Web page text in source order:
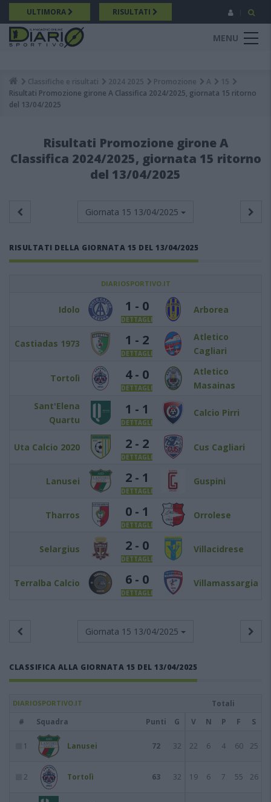
Salta
al
contenuto
principale
ULTIMORA RISULTATI
MENU
Breadcrumb
Classifiche e risultati 2024 2025 Promozione A
15
Risultati Promozione girone A Classifica 2024/2025, giornata 15 ritorno
del 13/04/2025
Risultati Promozione girone A
Classifica 2024/2025, giornata 15 ritorno
del 13/04/2025
Giornata 15 13/04/2025
RISULTATI DELLA GIORNATA 15 DEL 13/04/2025
DIARIOSPORTIVO.IT
Idolo 1 - 0
DETTAGLI
Arborea
Castiadas 1973 1 - 2
DETTAGLI
Atletico
Cagliari
Tortolì 4 - 0
DETTAGLI
Atletico
Masainas
Sant'Elena
Quartu
1 - 1
DETTAGLI
Calcio Pirri
Uta Calcio 2020 2 - 2
DETTAGLI
Cus Cagliari
Lanusei 2 - 1
DETTAGLI
Guspini
Tharros 0 - 1
DETTAGLI
Orrolese
Selargius 2 - 0
DETTAGLI
Villacidrese
Terralba Calcio 6 - 0
DETTAGLI
Villamassargia
Giornata 15 13/04/2025
CLASSIFICA ALLA GIORNATA 15 DEL 13/04/2025
DIARIOSPORTIVO.IT
Totali
#
Squadra Punti G V N P F S
1 Lanusei 72 32 22 6 4 60 25
2 Tortolì 63 32 19 6 7 55 26